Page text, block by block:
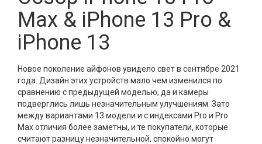
Max & iPhone 13 Pro &
iPhone 13
Новое поколение айфонов увидело свет в сентябре 2021
года. Дизайн этих устройств мало чем изменился по
сравнению с предыдущей моделью, да и камеры
подверглись лишь незначительным улучшениям. Зато
между вариантами 13 модели и с индексами Pro и Pro
Max отличия более заметны, и те покупатели, которые
считают разницу незначительной, спокойно могут